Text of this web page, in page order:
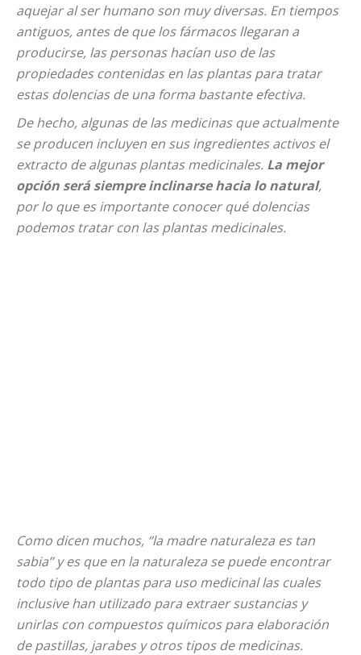
aquejar al ser humano son muy diversas. En tiempos
antiguos, antes de que los fármacos llegaran a
producirse, las personas hacían uso de las
propiedades contenidas en las plantas para tratar
estas dolencias de una forma bastante efectiva.
De hecho, algunas de las medicinas que actualmente
se producen incluyen en sus ingredientes activos el
extracto de algunas plantas medicinales. La mejor
opción será siempre inclinarse hacia lo natural,
por lo que es importante conocer qué dolencias
podemos tratar con las plantas medicinales.
Como dicen muchos, “la madre naturaleza es tan
sabia” y es que en la naturaleza se puede encontrar
todo tipo de plantas para uso medicinal las cuales
inclusive han utilizado para extraer sustancias y
unirlas con compuestos químicos para elaboración
de pastillas, jarabes y otros tipos de medicinas.